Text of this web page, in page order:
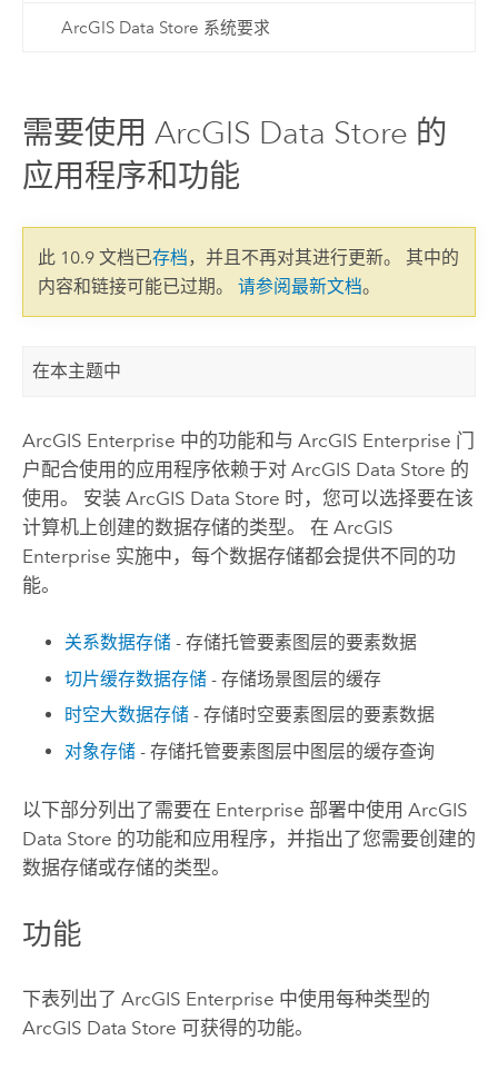
ArcGIS Data Store 系统要求
需要使用 ArcGIS Data Store 的
应用程序和功能
此 10.9 文档已存档，并且不再对其进行更新。 其中的
内容和链接可能已过期。 请参阅最新文档。
在本主题中
ArcGIS Enterprise 中的功能和与 ArcGIS Enterprise 门
户配合使用的应用程序依赖于对 ArcGIS Data Store 的
使用。 安装 ArcGIS Data Store 时，您可以选择要在该
计算机上创建的数据存储的类型。 在 ArcGIS
Enterprise 实施中，每个数据存储都会提供不同的功
能。
关系数据存储 - 存储托管要素图层的要素数据
切片缓存数据存储 - 存储场景图层的缓存
时空大数据存储 - 存储时空要素图层的要素数据
对象存储 - 存储托管要素图层中图层的缓存查询
以下部分列出了需要在 Enterprise 部署中使用 ArcGIS
Data Store 的功能和应用程序，并指出了您需要创建的
数据存储或存储的类型。
功能
下表列出了 ArcGIS Enterprise 中使用每种类型的
ArcGIS Data Store 可获得的功能。